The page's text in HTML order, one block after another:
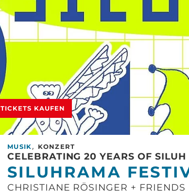
TICKETS KAUFEN
MUSIK, KONZERT
CELEBRATING 20 YEARS OF SILUH
SILUHRAMA
CHRISTIANE RÖSINGER +